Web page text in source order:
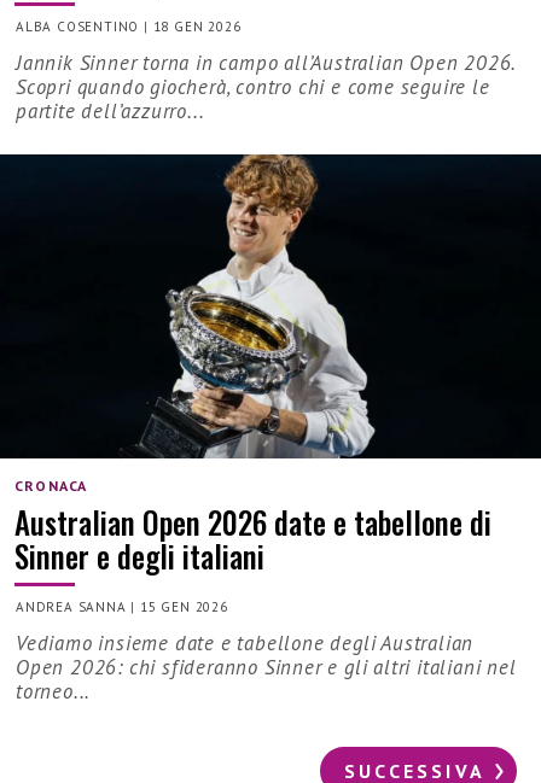
ALBA COSENTINO | 18 GEN 2026
Jannik Sinner torna in campo all’Australian Open 2026.
Scopri quando giocherà, contro chi e come seguire le
partite dell’azzurro...
CRONACA
Australian Open 2026 date e tabellone di
Sinner e degli italiani
ANDREA SANNA | 15 GEN 2026
Vediamo insieme date e tabellone degli Australian
Open 2026: chi sfideranno Sinner e gli altri italiani nel
torneo...
SUCCESSIVA